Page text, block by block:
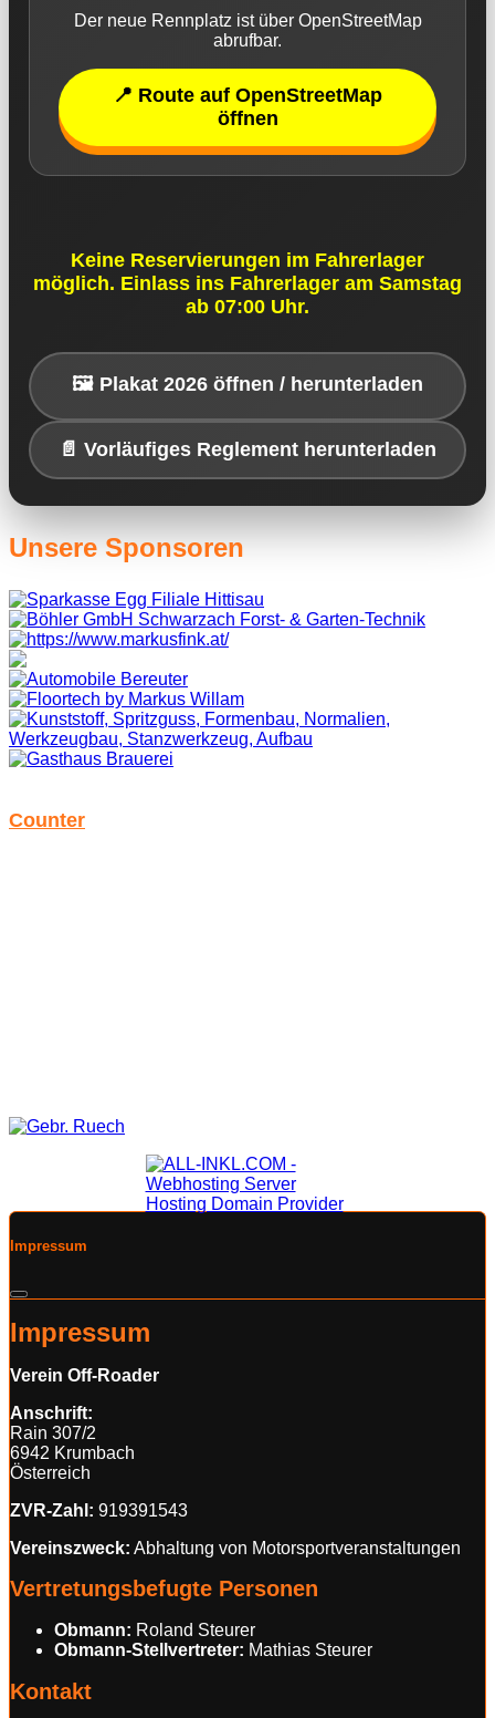
Der neue Rennplatz ist über OpenStreetMap
abrufbar.
📍 Route auf OpenStreetMap
öffnen
Keine Reservierungen im Fahrerlager
möglich. Einlass ins Fahrerlager am Samstag
ab 07:00 Uhr.
🖼️ Plakat 2026 öffnen / herunterladen
📄 Vorläufiges Reglement herunterladen
Unsere Sponsoren
Counter
Impressum
Impressum
Verein Off-Roader
Anschrift:
Rain 307/2
6942 Krumbach
Österreich
ZVR-Zahl: 919391543
Vereinszweck: Abhaltung von Motorsportveranstaltungen
Vertretungsbefugte Personen
Obmann: Roland Steurer
Obmann-Stellvertreter: Mathias Steurer
Kontakt